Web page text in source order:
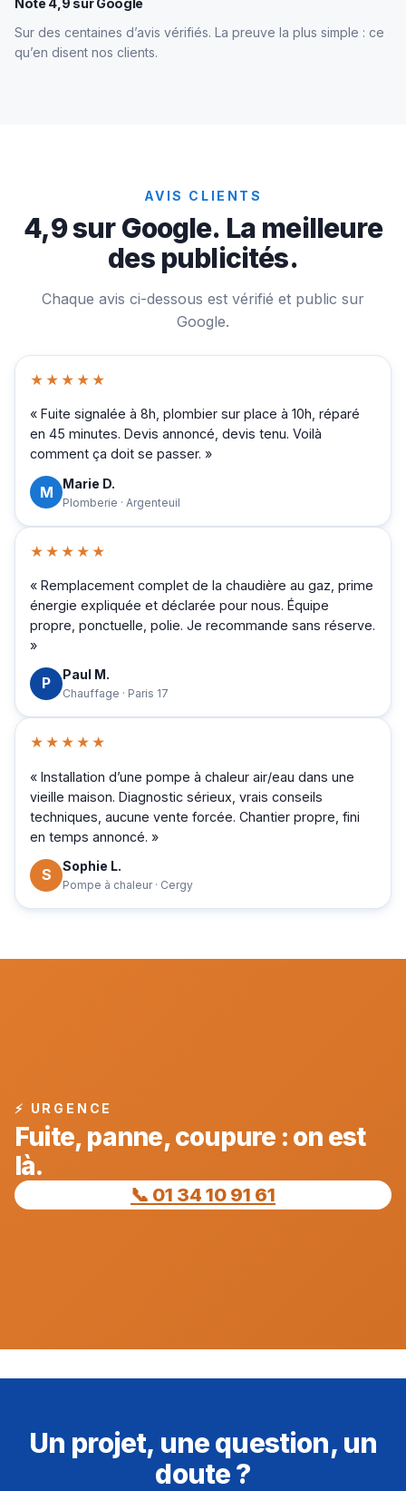
Note 4,9 sur Google
Sur des centaines d’avis vérifiés. La preuve la plus simple : ce
qu’en disent nos clients.
AVIS CLIENTS
4,9 sur Google. La meilleure
des publicités.
Chaque avis ci-dessous est vérifié et public sur
Google.
★★★★★
« Fuite signalée à 8h, plombier sur place à 10h, réparé
en 45 minutes. Devis annoncé, devis tenu. Voilà
comment ça doit se passer. »
M Marie D.
Plomberie · Argenteuil
★★★★★
« Remplacement complet de la chaudière au gaz, prime
énergie expliquée et déclarée pour nous. Équipe
propre, ponctuelle, polie. Je recommande sans réserve.
»
P Paul M.
Chauffage · Paris 17
★★★★★
« Installation d’une pompe à chaleur air/eau dans une
vieille maison. Diagnostic sérieux, vrais conseils
techniques, aucune vente forcée. Chantier propre, fini
en temps annoncé. »
S Sophie L.
Pompe à chaleur · Cergy
⚡ URGENCE
Fuite, panne, coupure : on est
là.
📞 01 34 10 91 61
Un projet, une question, un
doute ?